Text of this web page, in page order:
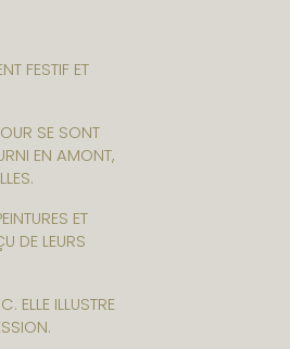
FESTIF ET
SE SONT
EN AMONT,
ET
DE LEURS
ELLE ILLUSTRE